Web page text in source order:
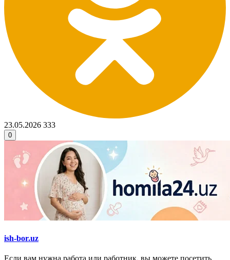
23.05.2026 333
0
ish-bor.uz
Если вам нужна работа или работник, вы можете посетить